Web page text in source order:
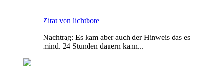
Zitat von lichtbote
Nachtrag: Es kam aber auch der Hinweis das es
mind. 24 Stunden dauern kann...